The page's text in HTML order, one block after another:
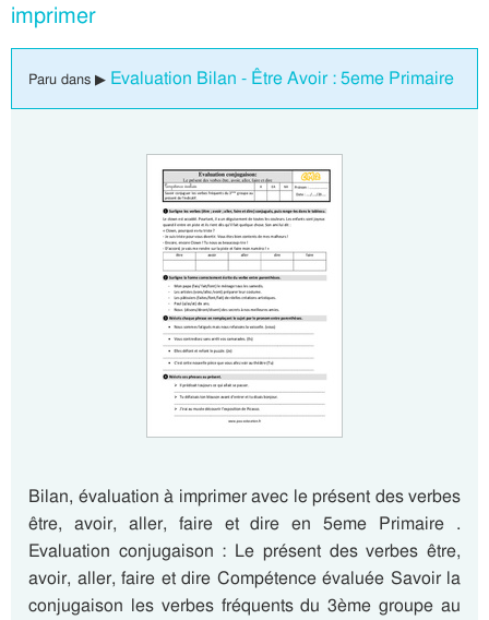
imprimer
Paru dans ▶ Evaluation Bilan - Être Avoir : 5eme Primaire
Bilan, évaluation à imprimer avec le présent des verbes
être, avoir, aller, faire et dire en 5eme Primaire .
Evaluation conjugaison : Le présent des verbes être,
avoir, aller, faire et dire Compétence évaluée Savoir la
conjugaison les verbes fréquents du 3ème groupe au